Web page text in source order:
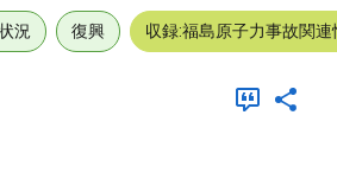
況 復興 収録:福島原子力事故関